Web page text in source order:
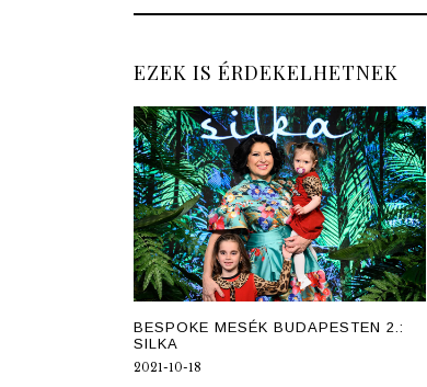
EZEK IS ÉRDEKELHETNEK
BESPOKE MESÉK BUDAPESTEN 2.:
SILKA
2021-10-18